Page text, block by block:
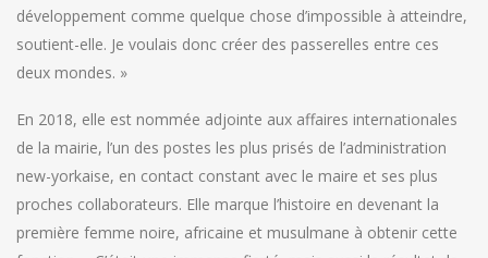
développement comme quelque chose d’impossible à atteindre,
soutient-elle. Je voulais donc créer des passerelles entre ces
deux mondes. »
En 2018, elle est nommée adjointe aux affaires internationales
de la mairie, l’un des postes les plus prisés de l’administration
new-yorkaise, en contact constant avec le maire et ses plus
proches collaborateurs. Elle marque l’histoire en devenant la
première femme noire, africaine et musulmane à obtenir cette